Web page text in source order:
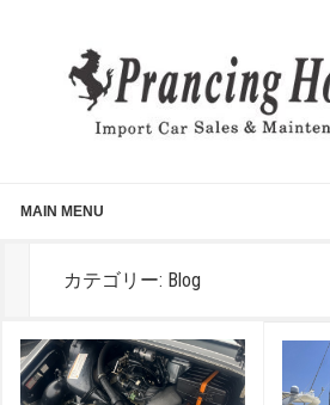
MAIN MENU
カテゴリー: Blog